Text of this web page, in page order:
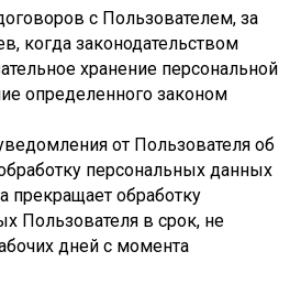
с Пользователем, за
когда законодательством
хранение персональной
определенного законом
от Пользователя об
персональных данных
прекращает обработку
Пользователя в срок, не
дней с момента